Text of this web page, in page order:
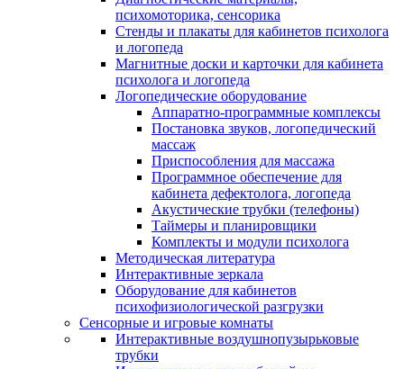
психомоторика, сенсорика
Стенды и плакаты для кабинетов психолога
и логопеда
Магнитные доски и карточки для кабинета
психолога и логопеда
Логопедические оборудование
Аппаратно-программные комплексы
Постановка звуков, логопедический
массаж
Приспособления для массажа
Программное обеспечение для
кабинета дефектолога, логопеда
Акустические трубки (телефоны)
Таймеры и планировщики
Комплекты и модули психолога
Методическая литература
Интерактивные зеркала
Оборудование для кабинетов
психофизиологической разгрузки
Сенсорные и игровые комнаты
Интерактивные воздушнопузырьковые
трубки